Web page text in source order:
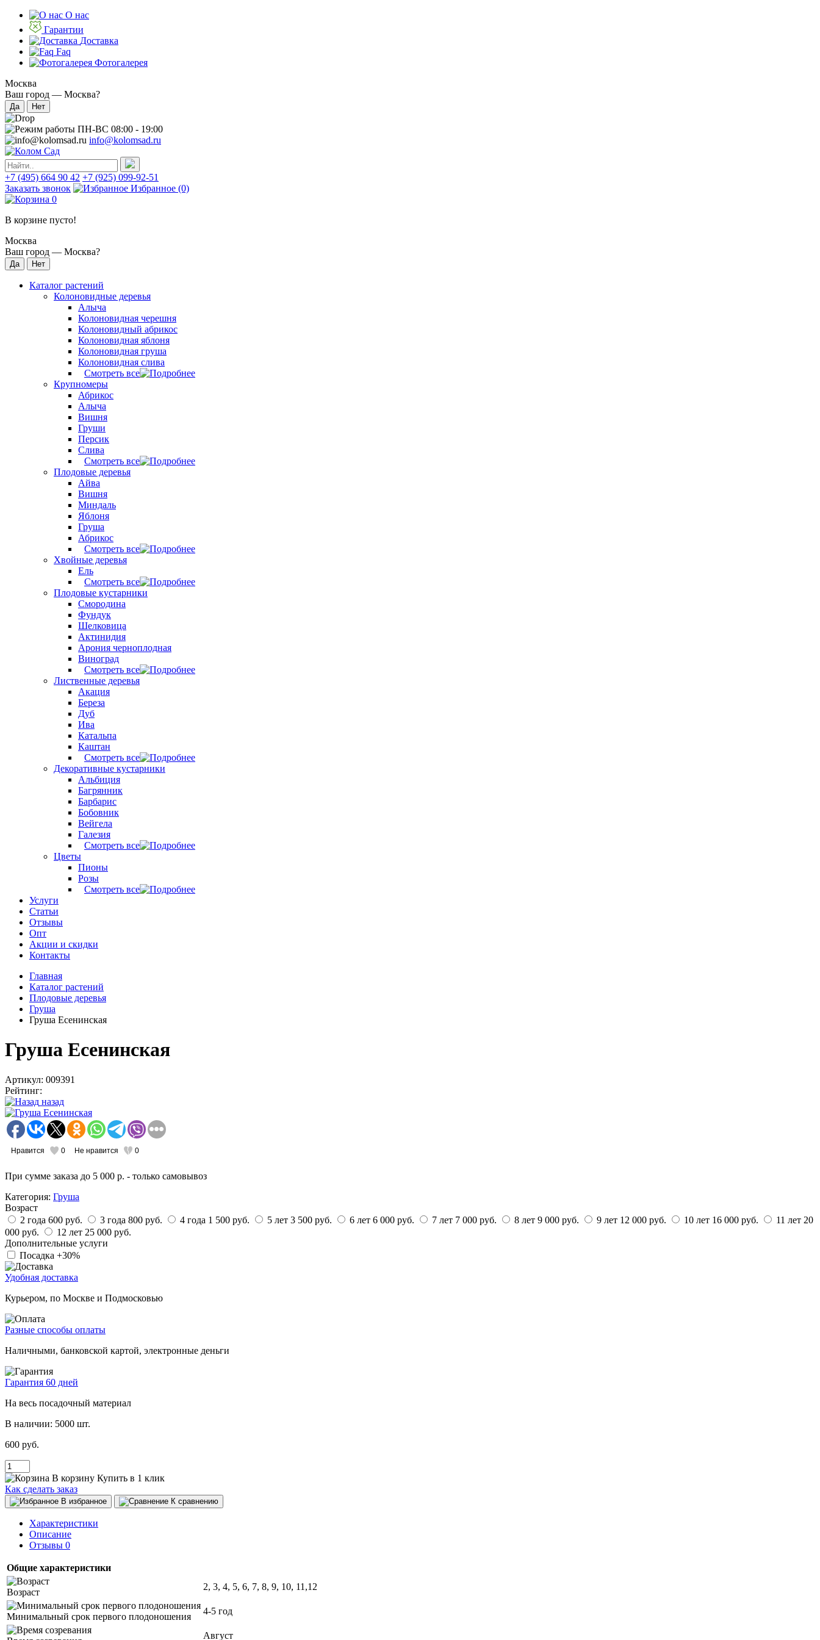
О нас
Гарантии
Доставка
Faq
Фотогалерея
Москва
Ваш город — Москва?
ПН-ВС 08:00 - 19:00
info@kolomsad.ru
+7 (495) 664 90 42 +7 (925) 099-92-51
Заказать звонок
Избранное (0)
0
В корзине пусто!
Москва
Ваш город — Москва?
Каталог растений
Колоновидные деревья
Алыча
Колоновидная черешня
Колоновидный абрикос
Колоновидная яблоня
Колоновидная груша
Колоновидная слива
Смотреть все
Крупномеры
Абрикос
Алыча
Вишня
Груши
Персик
Слива
Смотреть все
Плодовые деревья
Айва
Вишня
Миндаль
Яблоня
Груша
Абрикос
Смотреть все
Хвойные деревья
Ель
Смотреть все
Плодовые кустарники
Смородина
Фундук
Шелковица
Актинидия
Арония черноплодная
Виноград
Смотреть все
Лиственные деревья
Акация
Береза
Дуб
Ива
Катальпа
Каштан
Смотреть все
Декоративные кустарники
Альбиция
Багрянник
Барбарис
Бобовник
Вейгела
Галезия
Смотреть все
Цветы
Пионы
Розы
Смотреть все
Услуги
Статьи
Отзывы
Опт
Акции и скидки
Контакты
Главная
Каталог растений
Плодовые деревья
Груша
Груша Есенинская
Груша Есенинская
Артикул: 009391
Рейтинг:
назад
Нравится 0 Не нравится 0
При сумме заказа до 5 000 р. - только самовывоз
Категория: Груша
Возраст
2 года 600 руб. 3 года 800 руб. 4 года 1 500 руб. 5 лет 3 500 руб. 6 лет 6 000 руб. 7 лет 7 000 руб. 8 лет 9 000 руб. 9 лет 12 000 руб. 10 лет 16 000 руб. 11 лет 20
000 руб.
12 лет 25 000 руб.
Дополнительные услуги
Посадка +30%
Удобная доставка
Курьером, по Москве и Подмосковью
Разные способы оплаты
Наличными, банковской картой, электронные деньги
Гарантия 60 дней
На весь посадочный материал
В наличии: 5000 шт.
600 руб.
В корзину Купить в 1 клик
Как сделать заказ
В избранное К сравнению
Характеристики
Описание
Отзывы 0
Общие характеристики
Возраст
2, 3, 4, 5, 6, 7, 8, 9, 10, 11,12
Минимальный срок первого плодоношения
4-5 год
Август